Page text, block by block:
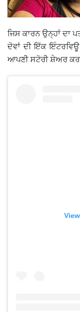
ਜਿਸ ਕਾਰਨ ਉਨ੍ਹਾਂ ਦਾ
ਦੋਵਾਂ ਦੀ ਇੱਕ
ਆਪਣੀ ਸਟੋਰੀ ਸ਼ੇਅਰ